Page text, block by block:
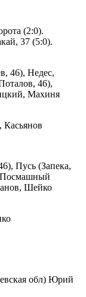
(2:0).
37 (5:0).
46), Недес,
46),
Махиня
Касьянов
Пусь (Запека,
Шейко
обл) Юрий